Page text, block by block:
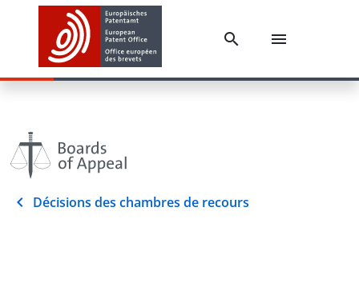
Décisions des chambres de recours